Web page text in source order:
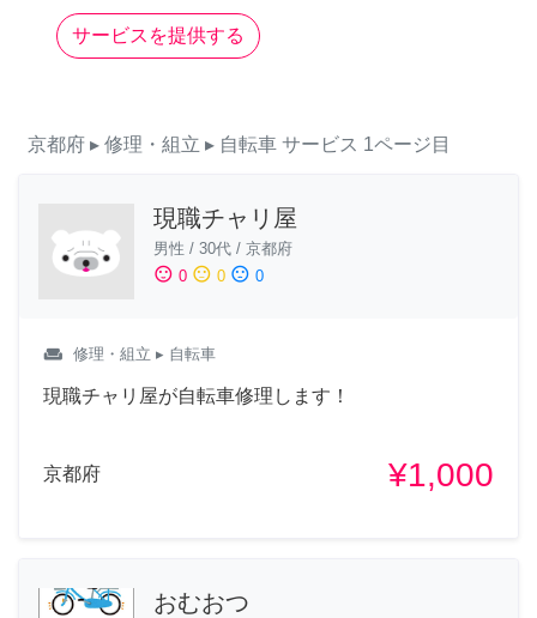
サービスを提供する
京都府 ▸ 修理・組立 ▸ 自転車 サービス 1ページ目
現職チャリ屋
男性 / 30代 / 京都府
sentiment_satisfied 0 sentiment_neutral 0 sentiment_dissatisfied 0
weekend 修理・組立 ▸ 自転車
現職チャリ屋が自転車修理します！
京都府 ¥1,000
おむおつ